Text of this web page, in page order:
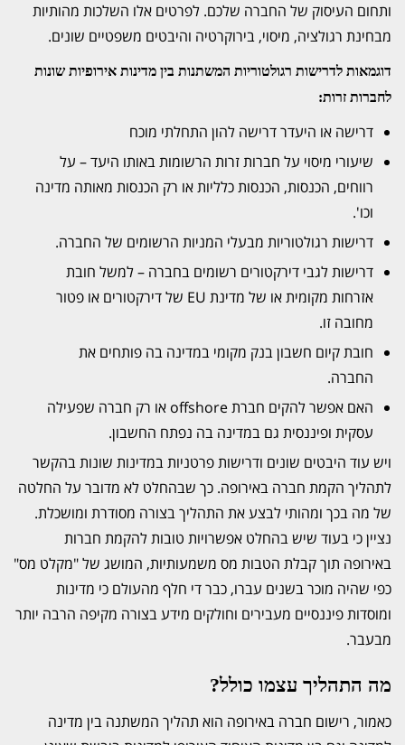
ותחום העיסוק של החברה שלכם. לפרטים אלו השלכות מהותיות
מבחינת רגולציה, מיסוי, בירוקרטיה והיבטים משפטיים שונים.
דוגמאות לדרישות רגולטוריות המשתנות בין מדינות אירופיות שונות
לחברות זרות:
דרישה או היעדר דרישה להון התחלתי מוכח
שיעורי מיסוי על חברות זרות הרשומות באותו היעד – על
רווחים, הכנסות, הכנסות כלליות או רק הכנסות מאותה מדינה
וכו'.
דרישות רגולטוריות מבעלי המניות הרשומים של החברה.
דרישות לגבי דירקטורים רשומים בחברה – למשל חובת
אזרחות מקומית או של מדינת EU של דירקטורים או פטור
מחובה זו.
חובת קיום חשבון בנק מקומי במדינה בה פותחים את
החברה.
האם אפשר להקים חברת offshore או רק חברה שפעילה
עסקית ופיננסית גם במדינה בה נפתח החשבון.
ויש עוד היבטים שונים ודרישות פרטניות במדינות שונות בהקשר
לתהליך הקמת חברה באירופה. כך שבהחלט לא מדובר על החלטה
של מה בכך ומהותי לבצע את התהליך בצורה מסודרת ומושכלת.
נציין כי בעוד שיש בהחלט אפשרויות טובות להקמת חברות
באירופה תוך קבלת הטבות מס משמעותיות, המושג של "מקלט מס"
כפי שהיה מוכר בשנים עברו, כבר די חלף מהעולם כי מדינות
ומוסדות פיננסיים מעבירים וחולקים מידע בצורה מקיפה הרבה יותר
מבעבר.
מה התהליך עצמו כולל?
כאמור, רישום חברה באירופה הוא תהליך המשתנה בין מדינה